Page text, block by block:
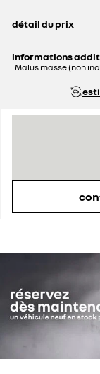
détail du prix
informations
Malus masse (non